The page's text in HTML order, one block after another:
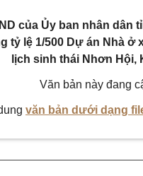
của Ủy ban nhân
tỷ lệ 1/500 Dự án Nhà ở
lịch sinh thái Nhơn Hội,
Văn bản này đang
văn bản dưới dạng